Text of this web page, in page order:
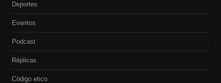
Deportes ›
Eventos ›
Podcast ›
Réplicas ›
Código etico ›